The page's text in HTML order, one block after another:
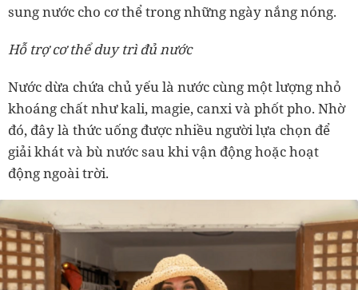
sung nước cho cơ thể trong những ngày nắng nóng.
Hỗ trợ cơ thể duy trì đủ nước
Nước dừa chứa chủ yếu là nước cùng một lượng nhỏ
khoáng chất như kali, magie, canxi và phốt pho. Nhờ
đó, đây là thức uống được nhiều người lựa chọn để
giải khát và bù nước sau khi vận động hoặc hoạt
động ngoài trời.